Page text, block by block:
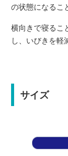
の状態になるこ
横向きで寝るこ
し、いびきを軽
サイズ